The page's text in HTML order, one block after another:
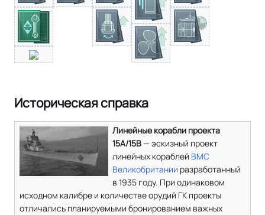
Историческая справка
Линейные корабли проекта
15A/15В— эскизный проект
линейных кораблей ВМС
Великобритании разработанный
в 1935 году. При одинаковом
исходном калибре и количестве орудий ГК проекты
отличались планируемыми бронированием важных